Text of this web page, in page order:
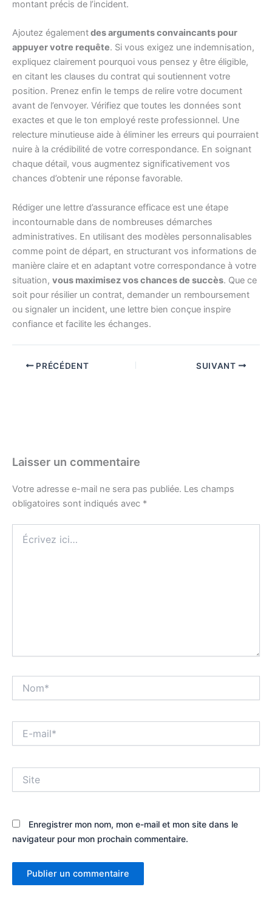
montant précis de l’incident.
Ajoutez égalementdes arguments convaincants pour
appuyer votre requête. Si vous exigez une indemnisation,
expliquez clairement pourquoi vous pensez y être éligible,
en citant les clauses du contrat qui soutiennent votre
position. Prenez enfin le temps de relire votre document
avant de l’envoyer. Vérifiez que toutes les données sont
exactes et que le ton employé reste professionnel. Une
relecture minutieuse aide à éliminer les erreurs qui pourraient
nuire à la crédibilité de votre correspondance. En soignant
chaque détail, vous augmentez significativement vos
chances d’obtenir une réponse favorable.
Rédiger une lettre d’assurance efficace est une étape
incontournable dans de nombreuses démarches
administratives. En utilisant des modèles personnalisables
comme point de départ, en structurant vos informations de
manière claire et en adaptant votre correspondance à votre
situation, vous maximisez vos chances de succès. Que ce
soit pour résilier un contrat, demander un remboursement
ou signaler un incident, une lettre bien conçue inspire
confiance et facilite les échanges.
PRÉCÉDENT SUIVANT
Laisser un commentaire
Votre adresse e-mail ne sera pas publiée. Les champs
obligatoires sont indiqués avec *
ici…
mail*
Enregistrer mon nom, mon e-mail et mon site dans le
navigateur pour mon prochain commentaire.